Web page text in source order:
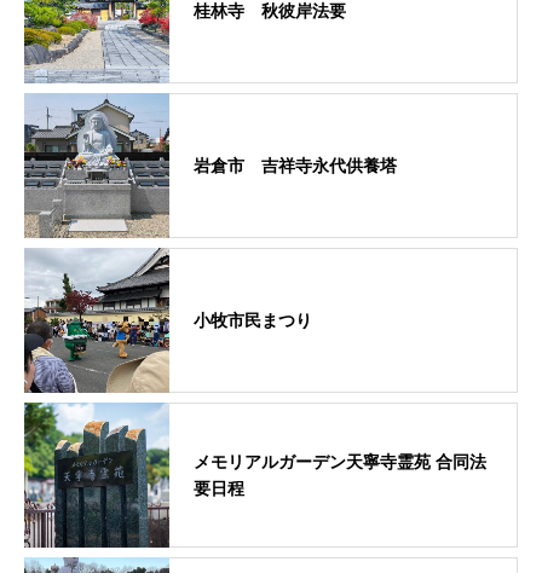
桂林寺 秋彼岸法要
岩倉市 吉祥寺永代供養塔
小牧市民まつり
メモリアルガーデン天寧寺霊苑 合同法
要日程